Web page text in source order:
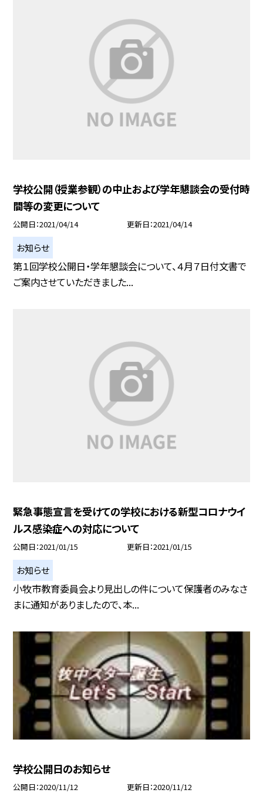
学校公開（授業参観）の中止および学年懇談会の受付時
間等の変更について
公開日 2021/04/14 更新日 2021/04/14
お知らせ
第１回学校公開日・学年懇談会について、４月７日付文書で
ご案内させていただきました...
緊急事態宣言を受けての学校における新型コロナウイ
ルス感染症への対応について
公開日 2021/01/15 更新日 2021/01/15
お知らせ
小牧市教育委員会より見出しの件について保護者のみなさ
まに通知がありましたので、本...
学校公開日のお知らせ
公開日 2020/11/12 更新日 2020/11/12